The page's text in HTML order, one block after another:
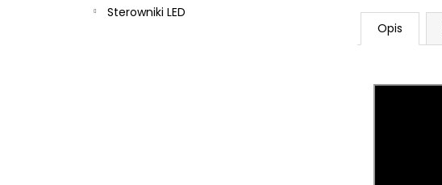
Sterowniki LED
Opis